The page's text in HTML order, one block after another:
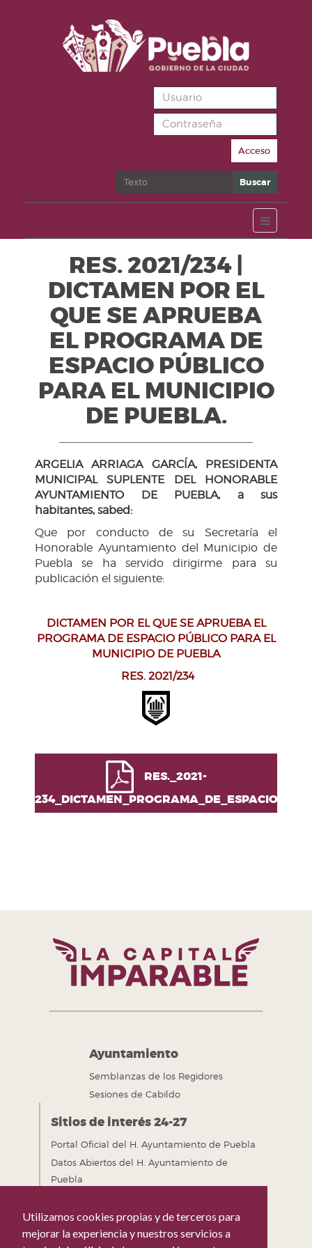
Utilizamos cookies propias y de terceros para
mejorar la experiencia y nuestros servicios a
Acceso
Buscar Buscar
RES. 2021/234 |
DICTAMEN POR EL
QUE SE APRUEBA
EL PROGRAMA DE
ESPACIO PÚBLICO
PARA EL MUNICIPIO
DE PUEBLA.
ARGELIA ARRIAGA GARCÍA, PRESIDENTA
MUNICIPAL SUPLENTE DEL HONORABLE
AYUNTAMIENTO DE PUEBLA, a sus
habitantes, sabed:
Que por conducto de su Secretaría el
Honorable Ayuntamiento del Municipio de
Puebla se ha servido dirigirme para su
publicación el siguiente:
DICTAMEN POR EL QUE SE APRUEBA EL
PROGRAMA DE ESPACIO PÚBLICO PARA EL
MUNICIPIO DE PUEBLA
RES. 2021/234
RES._2021-
Ayuntamiento
Semblanzas de los Regidores
Sesiones de Cabildo
Sitios de interés 24-27
Portal Oficial del H. Ayuntamiento de Puebla
Datos Abiertos del H. Ayuntamiento de
Puebla
Puebla
Mejora Regulatoria del H. Ayuntamiento de